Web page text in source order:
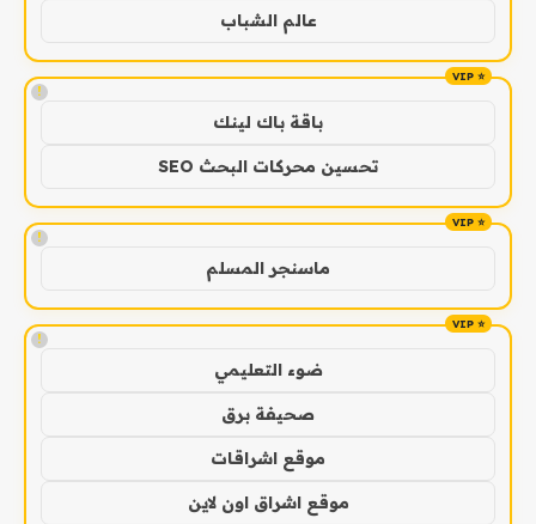
عالم الشباب
!
باقة باك لينك
تحسين محركات البحث SEO
!
ماسنجر المسلم
!
ضوء التعليمي
صحيفة برق
موقع اشراقات
موقع اشراق اون لاين